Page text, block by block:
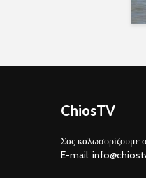
ChiosTV
Σας καλωσορίζουμε
E-mail: